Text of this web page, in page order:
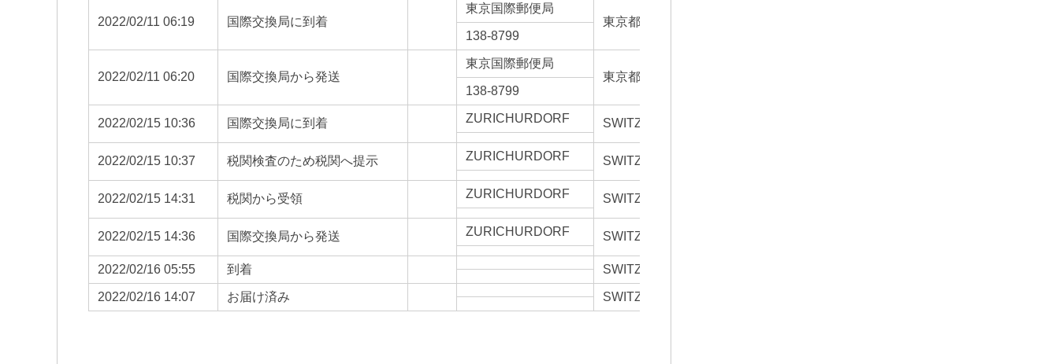
2022/02/11 06:19 国際交換局に到着
東京国際郵便局
東京都
138-8799
2022/02/11 06:20 国際交換局から発送
東京国際郵便局
東京都
138-8799
2022/02/15 10:36 国際交換局に到着 ZURICHURDORF SWITZERLAND
2022/02/15 10:37 税関検査のため税関へ提示 ZURICHURDORF SWITZERLAND
2022/02/15 14:31 税関から受領 ZURICHURDORF SWITZERLAND
2022/02/15 14:36 国際交換局から発送 ZURICHURDORF SWITZERLAND
2022/02/16 05:55 到着 SWITZERLAND
2022/02/16 14:07 お届け済み SWITZERLAND